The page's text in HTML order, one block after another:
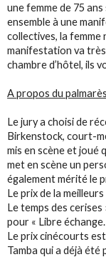
une femme de 75
ensemble à une
collectives, la femme
manifestation va
chambre d’hôtel, ils
A propos du
Le jury a choisi de
Birkenstock, court-
mis en scène et joué
met en scène un
également mérité le
Le prix de la
Le temps des
pour « Libre échange.
Le prix cinécourts
Tamba qui a déjà